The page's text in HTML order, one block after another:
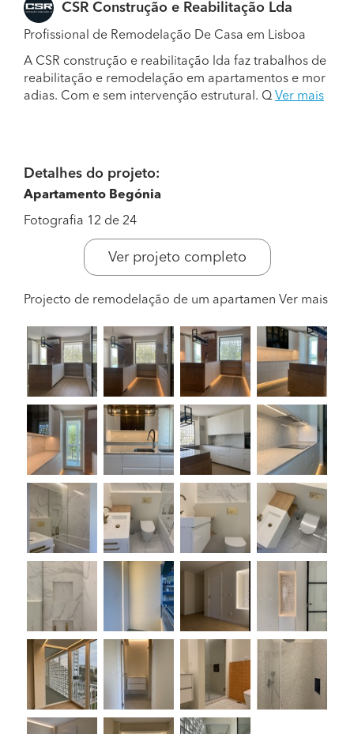
CSR Construção e Reabilitação Lda
Profissional de Remodelação De Casa em Lisboa
A CSR construção e reabilitação lda faz trabalhos de
reabilitação e remodelação em apartamentos e mor
adias. Com e sem intervenção estrutural. Q Ver mais
Detalhes do projeto:
Apartamento Begónia
Fotografia 12 de 24
Ver projeto completo
Projecto de remodelação de um apartamen Ver mais